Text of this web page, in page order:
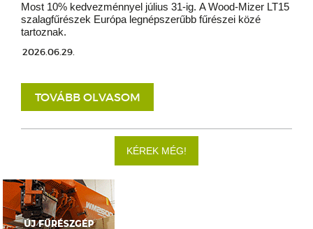
Most 10% kedvezménnyel július 31-ig. A Wood-Mizer LT15
szalagfűrészek Európa legnépszerűbb fűrészei közé
tartoznak.
2026.06.29.
TOVÁBB OLVASOM
KÉREK MÉG!